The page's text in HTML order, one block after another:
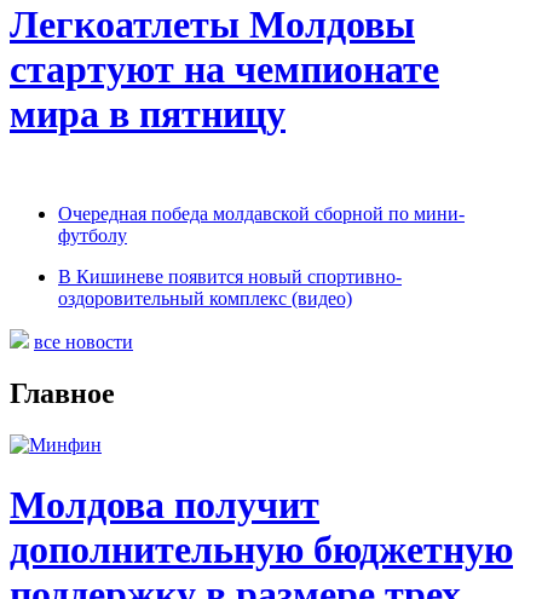
Легкоатлеты Молдовы
стартуют на чемпионате
мира в пятницу
Очередная победа молдавской сборной по мини-
футболу
В Кишиневе появится новый спортивно-
оздоровительный комплекс (видео)
все новости
Главное
Молдова получит
дополнительную бюджетную